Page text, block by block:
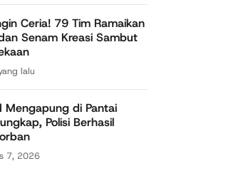
Ceria! 79 Tim Ramaikan
Senam Kreasi Sambut
lalu
Mengapung di Pantai
Polisi Berhasil
7, 2026